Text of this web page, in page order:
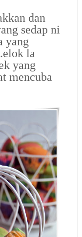
dan
sedap ni
yang
la
yang
mencuba